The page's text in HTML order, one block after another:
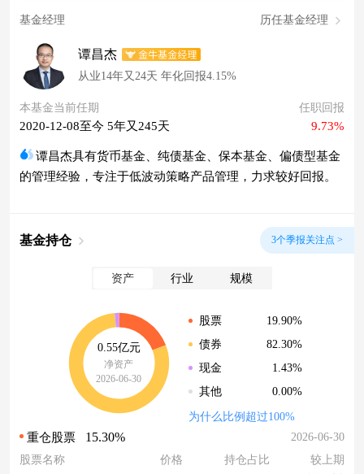
基金经理 历任基金经理
谭昌杰
从业14年又24天 年化回报4.15%
本基金当前任期
2020-12-08至今 5年又245天
任职回报
9.73%
谭昌杰具有货币基金、纯债基金、保本基金、偏债型基金
的管理经验，专注于低波动策略产品管理，力求较好回报。
基金持仓 3个季报关注点 >
资产 行业 规模
0.55亿元
净资产
2026-06-30
股票
19.90%
债券
82.30%
现金
1.43%
其他
0.00%
为什么比例超过100%
重仓股票 15.30%
2026-06-30
股票名称
价格 持仓占比 较上期